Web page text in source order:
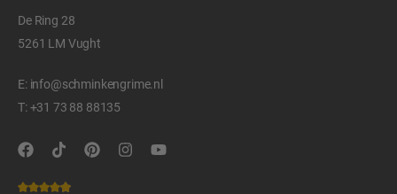
De Ring 28
5261 LM Vught
E: info@schminkengrime.nl
T:+31 73 88 88135